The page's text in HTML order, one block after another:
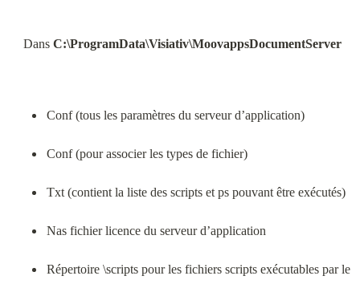
Dans C:\ProgramData\Visiativ\MoovappsDocumentServer
Conf (tous les paramètres du serveur d’application)
Conf (pour associer les types de fichier)
Txt (contient la liste des scripts et ps pouvant être exécutés)
Nas fichier licence du serveur d’application
Répertoire \scripts pour les fichiers scripts exécutables par le